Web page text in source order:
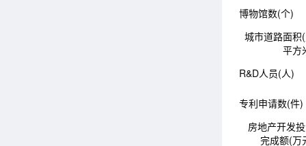
博物馆数(个)
城市道路面积
平方
R&D人员(人)
专利申请数(件)
房地产开发
完成额(万